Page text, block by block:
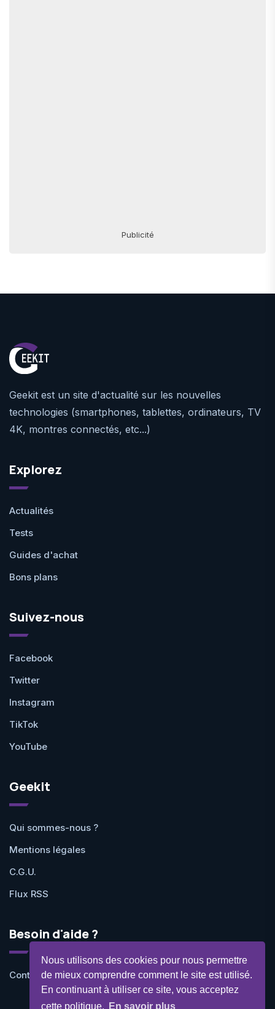
Nous utilisons des cookies pour nous permettre
de mieux comprendre comment le site est utilisé.
En continuant à utiliser ce site, vous acceptez
cette politique.
En savoir plus
Publicité
Geekit est un site d'actualité sur les nouvelles
technologies (smartphones, tablettes, ordinateurs, TV
4K, montres connectés, etc...)
Explorez
Actualités
Tests
Guides d'achat
Bons plans
Suivez-nous
Facebook
Twitter
Instagram
TikTok
YouTube
Geekit
Qui sommes-nous ?
Mentions légales
C.G.U.
Flux RSS
Besoin d'aide ?
Contactez-nous